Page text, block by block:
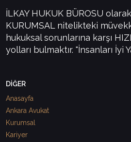
İLKAY HUKUK BÜROSU
KURUMSAL nitelikteki
hukuksal sorunlarına karşı
yolları bulmaktır. "İnsanları İyi
DİĞER
Anasayfa
Ankara Avukat
Kurumsal
Kariyer